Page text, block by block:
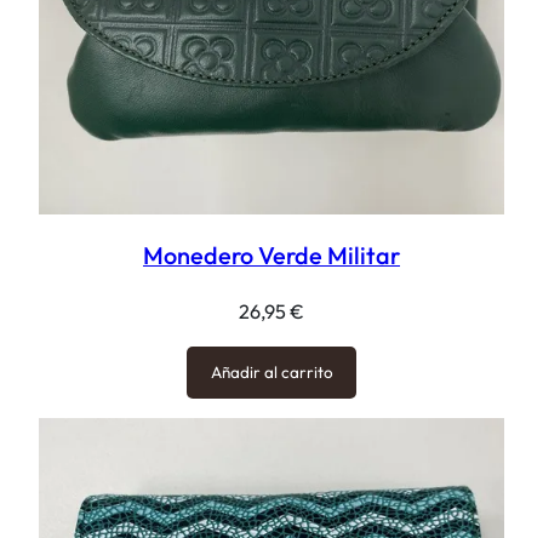
Monedero Verde Militar
26,95€
Añadir al carrito